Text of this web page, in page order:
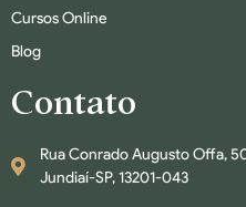
Cursos Online
Blog
Contato
Rua Conrado Augusto Offa,
Jundiaí-SP, 13201-043